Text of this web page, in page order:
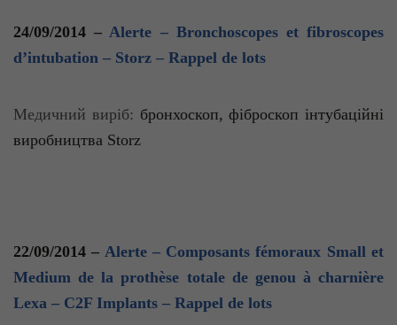
24/09/2014 –Alerte – Bronchoscopes et fibroscopes
d’intubation – Storz – Rappel de lots
Медичний виріб: бронхоскоп,фіброскоп інтубаційні
виробництва Storz
22/09/2014 – Alerte – Composants fémoraux Small et
Medium de la prothèse totale de genou à charnière
Lexa – C2F Implants – Rappel de lots